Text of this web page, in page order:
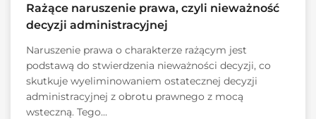
Rażące naruszenie prawa, czyli nieważność
decyzji administracyjnej
Naruszenie prawa o charakterze rażącym jest
podstawą do stwierdzenia nieważności decyzji, co
skutkuje wyeliminowaniem ostatecznej decyzji
administracyjnej z obrotu prawnego z mocą
wsteczną. Tego...